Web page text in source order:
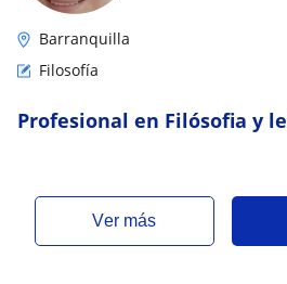
Barranquilla
Filosofía
Profesional en Filósofia y
ver más